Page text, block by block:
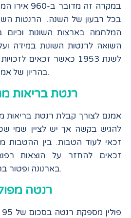
במקרה זה
בכל רבעון של השנה. הרנטות
המלחמה בארצות השונות וכיום
השואה לרנטות השונות במידה
לשנת 1953 כאשר זכאים
בהריון של אמו ששרדה את המלחמה.
רנטת בריאות
אמנם לצורך קבלת רנטת בריאות
להגיש בקשה אך יש לציין שמי
זכאי לעוד הטבות. בין ההטבות
זכאים להחזר על הוצאות
בארנונה ופטור ברכישת תרופות מסוימות.
רנטה